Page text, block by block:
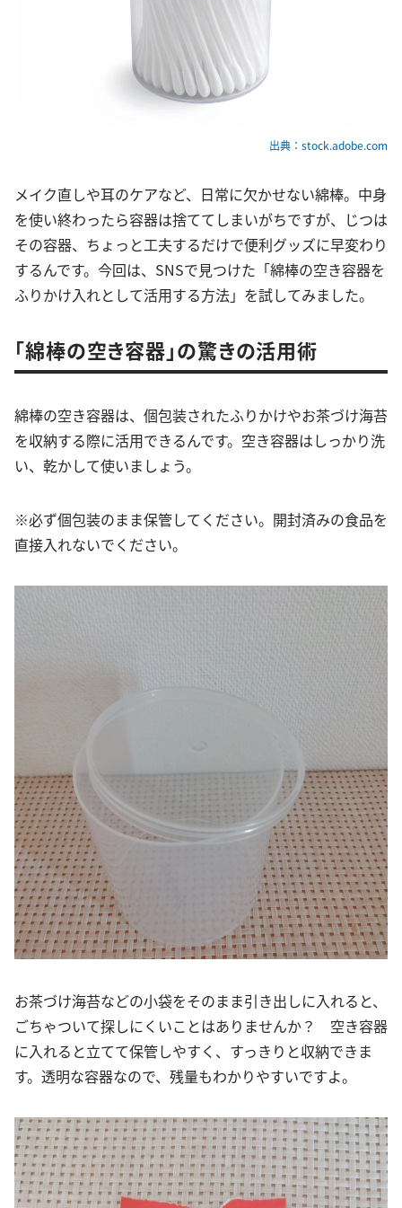
出典：stock.adobe.com
メイク直しや耳のケアなど、日常に欠かせない綿棒。中身
を使い終わったら容器は捨ててしまいがちですが、じつは
その容器、ちょっと工夫するだけで便利グッズに早変わり
するんです。今回は、SNSで見つけた「綿棒の空き容器を
ふりかけ入れとして活用する方法」を試してみました。
「綿棒の空き容器」の驚きの活用術
綿棒の空き容器は、個包装されたふりかけやお茶づけ海苔
を収納する際に活用できるんです。空き容器はしっかり洗
い、乾かして使いましょう。
※必ず個包装のまま保管してください。開封済みの食品を
直接入れないでください。
お茶づけ海苔などの小袋をそのまま引き出しに入れると、
ごちゃついて探しにくいことはありませんか？ 空き容器
に入れると立てて保管しやすく、すっきりと収納できま
す。透明な容器なので、残量もわかりやすいですよ。